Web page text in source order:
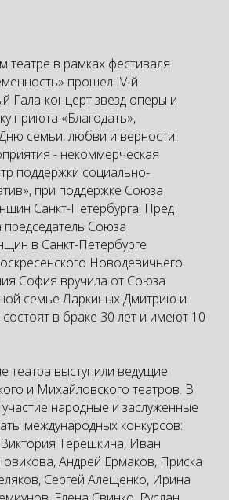
театре в рамках фестиваля
прошел IV-й
Гала-концерт звезд оперы и
приюта «Благодать»,
семьи, любви и верности.
- некоммерческая
поддержки социально-
при поддержке Союза
Санкт-Петербурга. Пред
Союза
в Санкт-Петербурге
Новодевичьего
София вручила от Союза
семье Ларкиных Дмитрию и
в браке 30 лет и имеют 10
театра выступили ведущие
и Михайловского театров. В
народные и заслуженные
международных конкурсов:
Терешкина, Иван
Андрей Ермаков, Приска
Сергей Алещенко, Ирина